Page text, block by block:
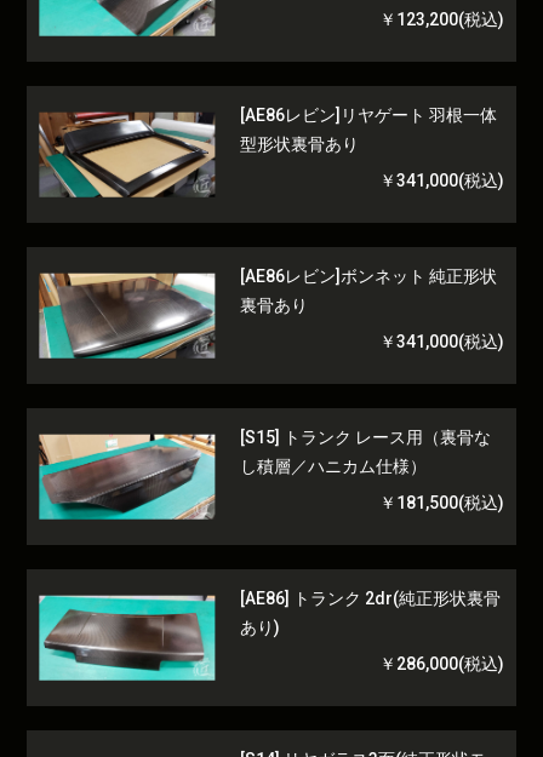
￥123,200(税込)
[AE86レビン]リヤゲート 羽根一体
型形状裏骨あり
￥341,000(税込)
[AE86レビン]ボンネット 純正形状
裏骨あり
￥341,000(税込)
[S15] トランク レース用（裏骨な
し積層／ハニカム仕様）
￥181,500(税込)
[AE86] トランク 2dr(純正形状裏骨
あり)
￥286,000(税込)